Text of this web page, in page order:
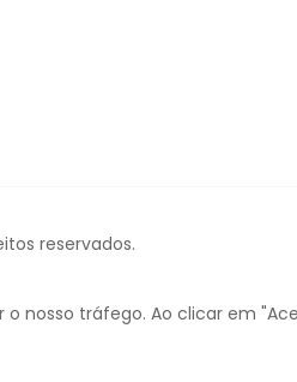
reservados.
nosso tráfego. Ao clicar em